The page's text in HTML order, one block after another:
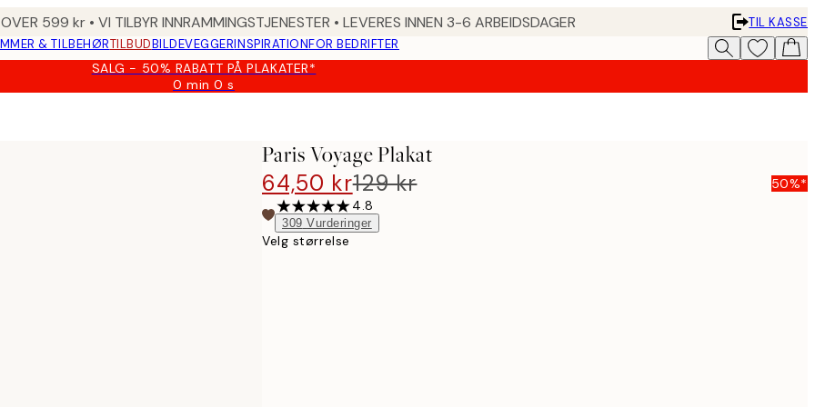
599 kr • VI TILBYR INNRAMMINGSTJENESTER • LEVERES INNEN 3-6 ARBEIDSDAGER
TIL KASSE
& TILBEHØRTILBUDBILDEVEGGERINSPIRATIONFOR BEDRIFTER
SALG - 50% RABATT PÅ PLAKATER*
0 min0 s
Gyldig
Paris Voyage Plakat
64,50 kr129 kr
50%*
4.8
309 Vurderinger
Velg størrelse